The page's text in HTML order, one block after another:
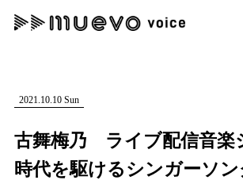
記事を検索する
"読者の声を形にする”音楽特化メ
2021.10.10 Sun
古舞梅乃 ライブ配信音楽
時代を駆けるシンガーソ